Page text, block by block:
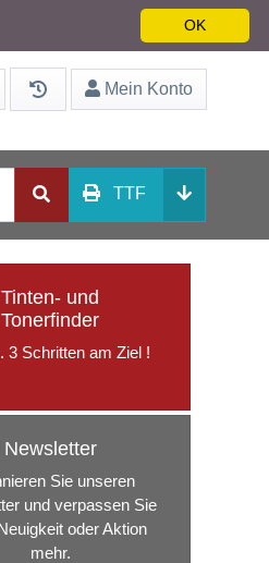
Netto zzgl. Mwst
Mein Konto
TTF
Tinten- und
Tonerfinder
3 Schritten am Ziel !
Newsletter
Sie unseren
und verpassen Sie
oder Aktion
mehr.
OK